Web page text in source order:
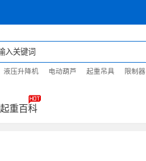
液压升降机 电动葫芦 起重吊具 限制器
起重百科